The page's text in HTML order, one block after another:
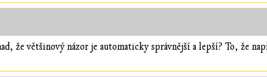
že většinový názor je automaticky správnější a lepší? To, že